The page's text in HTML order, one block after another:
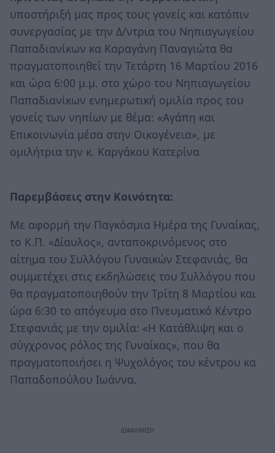
υποστήριξή μας προς τους γονείς και κατόπιν
συνεργασίας με την Δ/ντρια του Νηπιαγωγείου
Παπαδιανίκων κα Καραγάνη Παναγιώτα θα
πραγματοποιηθεί την Τετάρτη 16 Μαρτίου 2016
και ώρα 6:00 μ.μ. στο χώρο του Νηπιαγωγείου
Παπαδιανίκων ενημερωτική ομιλία προς του
γονείς των νηπίων με θέμα: «Αγάπη και
Επικοινωνία μέσα στην Οικογένεια», με
ομιλήτρια την κ. Καργάκου Κατερίνα
Παρεμβάσεις στην Κοινότητα:
Με αφορμή την Παγκόσμια Ημέρα της Γυναίκας,
το Κ.Π. «Δίαυλος», ανταποκρινόμενος στο
αίτημα του Συλλόγου Γυναικών Στεφανιάς, θα
συμμετέχει στις εκδηλώσεις του Συλλόγου που
θα πραγματοποιηθούν την Τρίτη 8 Μαρτίου και
ώρα 6:30 το απόγευμα στο Πνευματικό Κέντρο
Στεφανιάς με την ομιλία: «Η Κατάθλιψη και ο
σύγχρονος ρόλος της Γυναίκας», που θα
πραγματοποιήσει η Ψυχολόγος του κέντρου κα
Παπαδοπούλου Ιωάννα.